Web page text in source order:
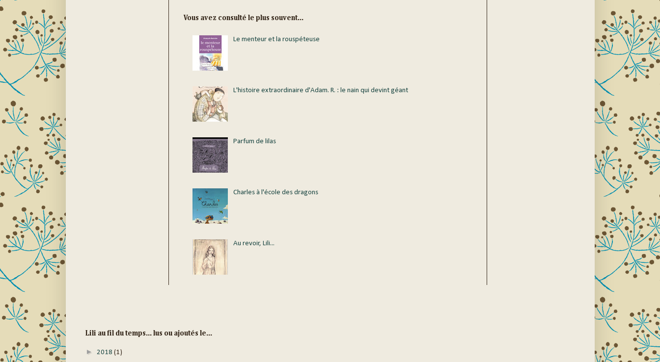
Vous avez consulté le plus souvent...
Le menteur et la rouspéteuse
L'histoire extraordinaire d'Adam. R. : le nain qui devint géant
Parfum de lilas
Charles à l'école des dragons
Au revoir, Lili...
Lili au fil du temps... lus ou ajoutés le...
► 2018 (1)